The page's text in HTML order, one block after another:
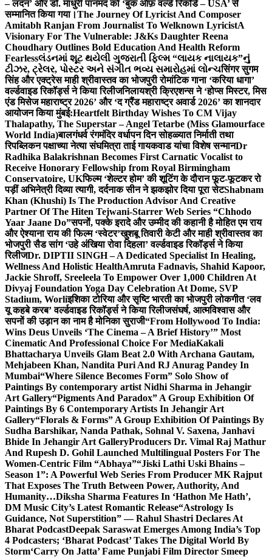
– लंदन’ और डॉ. माधुरी पानमंद को ‘बुक ऑफ़ वर्ल्ड रिकॉर्ड – USA’ से
सम्मानित किया गया।The Journey Of Lyricist And Composer
Amitabh Ranjan From Journalist To Welknown LyricistA
Visionary For The Vulnerable: J&Ks Daughter Reena
Choudhary Outlines Bold Education And Health Reform
Fearlessલંડનમાં શૂટ થયેલી ગુજરાતી ફિલ્મ “લાયક નાલાયક”નું
ટીઝર, ટ્રેલર, પોસ્ટર અને સંગીત ભવ્ય સમારોહમાં લોન્ચसिंगर सुगम
सिंह और एक्ट्रेस माही श्रीवास्तव का भोजपुरी रोमांटिक गाना ‘करिया धागा’
वर्ल्डवाइड रिकॉर्ड्स ने किया रिलीजनिलायश्री क्रिएशन्स ने ‘होप्स मिस्टर, मिस
एंड मिसेज महाराष्ट्र 2026’ और ‘द ग्रैंड महाराष्ट्र अवार्ड 2026’ का शानदार
आयोजन किया मुंबई:Heartfelt Birthday Wishes To CM Vijay
Thalapathy, The Superstar – Angel Tetarbe (Miss Glamourface
World India)बालगंधर्व रंगमंदिर वर्धापन दिन सोहळ्यात निर्माती तथा
रिपब्लिकन पक्षाच्या नेत्या संघमित्रा ताई गायकवाड यांचा विशेष सन्मानDr
Radhika Balakrishnan Becomes First Carnatic Vocalist to
Receive Honorary Fellowship from Royal Birmingham
Conservatoire, UKफिल्म ‘शेल्टर होम’ की शूटिंग के दौरान फूट-फूटकर रो
पड़ीं अभिनेत्री दिव्या त्यागी, दर्दनाक सीन ने झकझोर दिया पूरा सेटShabnam
Khan (Khushi) Is The Production Advisor And Creative
Partner Of The Hiten Tejwani-Starrer Web Series “Chhodo
Yaar Jaane Do”सपनों, पक्के इरादे और उम्मीद की कहानी है मोहित एम राय
और ऐश्याना राय की फिल्म ‘स्वेटर’खुशबू तिवारी केटी और माही श्रीवास्तव का
भोजपुरी सैड सांग ‘उहे अंखिया रोवा दिहला’ वर्ल्डवाइड रिकॉर्ड्स ने किया
रिलीजDr. DIPTII SINGH – A Dedicated Specialist In Healing,
Wellness And Holistic HealthAmruta Fadnavis, Shahid Kapoor,
Jackie Shroff, Sreeleela To Empower Over 1,000 Children At
Divyaj Foundation Yoga Day Celebration At Dome, SVP
Stadium, Worliइशिका टोरिया और सृष्टि भारती का भोजपुरी लोकगीत ‘लव
यू कहबे करब’ वर्ल्डवाइड रिकॉर्ड्स ने किया रिलीजसंघर्ष, आत्मविश्वास और
सपनों की उड़ान का नाम है मोनिका सुराजी“From Hollywood To India:
Wins Deus Unveils ‘The Cinema – A Brief History’” Most
Cinematic And Professional Choice For MediaKakali
Bhattacharya Unveils Glam Beat 2.0 With Archana Gautam,
Mehjabeen Khan, Nandita Puri And RJ Anurag Pandey In
Mumbai“Where Silence Becomes Form” Solo Show of
Paintings By contemporary artist Nidhi Sharma in Jehangir
Art Gallery“Pigments And Paradox” A Group Exhibition Of
Paintings By 6 Contemporary Artists In Jehangir Art
Gallery“Florals & Forms” A Group Exhibition Of Paintings By
Sudha Barshikar, Nanda Pathak, Sohnal V. Saxena, Janhavi
Bhide In Jehangir Art GalleryProducers Dr. Vimal Raj Mathur
And Rupesh D. Gohil Launched Multilingual Posters For The
Women-Centric Film “Abhaya”“Jiski Lathi Uski Bhains –
Season 1”: A Powerful Web Series From Producer MK Rajput
That Exposes The Truth Between Power, Authority, And
Humanity…Diksha Sharma Features In ‘Hathon Me Hath’,
DM Music City’s Latest Romantic Release“Astrology Is
Guidance, Not Superstition” — Rahul Shastri Declares At
Bharat PodcastDeepak Saraswat Emerges Among India’s Top
4 Podcasters; ‘Bharat Podcast’ Takes The Digital World By
Storm‘Carry On Jatta’ Fame Punjabi Film Director Smeep